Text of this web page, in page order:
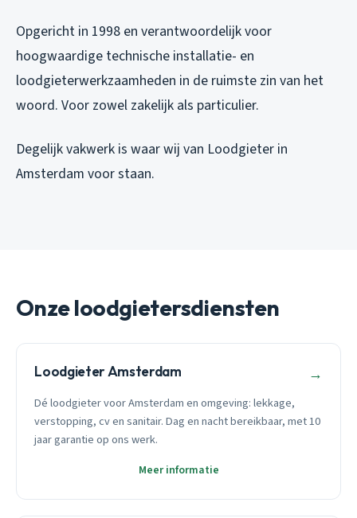
Opgericht in 1998 en verantwoordelijk voor
hoogwaardige technische installatie- en
loodgieterwerkzaamheden in de ruimste zin van het
woord. Voor zowel zakelijk als particulier.
Degelijk vakwerk is waar wij van Loodgieter in
Amsterdam voor staan.
Onze loodgietersdiensten
Loodgieter Amsterdam →
Dé loodgieter voor Amsterdam en omgeving: lekkage,
verstopping, cv en sanitair. Dag en nacht bereikbaar, met 10
jaar garantie op ons werk.
Meer informatie